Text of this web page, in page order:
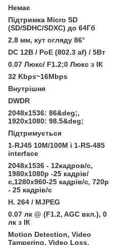
Немає
Підтримка Micro SD
(SD/SDHC/SDXC) до 64Гб
2.8 мм, кут огляду 86°
DC 12В / PoE (802.3 af) / 5Вт
0.07 Люкс/ F1.2;0 Люкс з ІК
32 Kbps~16Mbps
Внутрішня
DWDR
2048х1536: 86&deg;,
1920х1080: 98.5&deg;
Підтримується
1-RJ45 10M/100M і 1-RS-485
interface
2048x1536 - 12кадров/с,
1980х1080р -25 кадрів/
с,1280x960-25 кадрів/с, 720p
- 25 кадрів/с
H. 264 / MJPEG
0.07 лк @ (F1.2, AGC вкл.), 0
лк з ІК
Motion Detection, Video
Tampering, Video Loss,